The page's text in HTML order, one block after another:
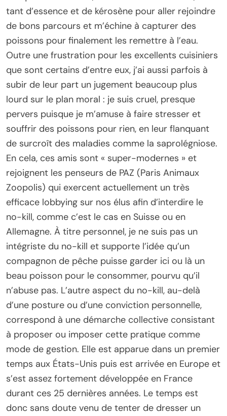
tant d’essence et de kérosène pour aller rejoindre
de bons parcours et m’échine à capturer des
poissons pour finalement les remettre à l’eau.
Outre une frustration pour les excellents cuisiniers
que sont certains d’entre eux, j’ai aussi parfois à
subir de leur part un jugement beaucoup plus
lourd sur le plan moral : je suis cruel, presque
pervers puisque je m’amuse à faire stresser et
souffrir des poissons pour rien, en leur flanquant
de surcroît des maladies comme la saprolégniose.
En cela, ces amis sont « super-modernes » et
rejoignent les penseurs de PAZ (Paris Animaux
Zoopolis) qui exercent actuellement un très
efficace lobbying sur nos élus afin d’interdire le
no-kill, comme c’est le cas en Suisse ou en
Allemagne. À titre personnel, je ne suis pas un
intégriste du no-kill et supporte l’idée qu’un
compagnon de pêche puisse garder ici ou là un
beau poisson pour le consommer, pourvu qu’il
n’abuse pas. L’autre aspect du no-kill, au-delà
d’une posture ou d’une conviction personnelle,
correspond à une démarche collective consistant
à proposer ou imposer cette pratique comme
mode de gestion. Elle est apparue dans un premier
temps aux États-Unis puis est arrivée en Europe et
s’est assez fortement développée en France
durant ces 25 dernières années. Le temps est
donc sans doute venu de tenter de dresser un